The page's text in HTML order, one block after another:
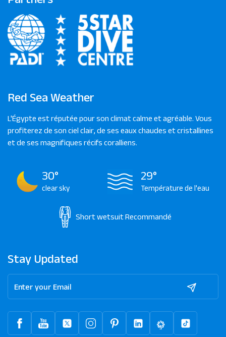
Red Sea Weather
L'Égypte est réputée pour son climat calme et agréable. Vous
profiterez de son ciel clair, de ses eaux chaudes et cristallines
et de ses magnifiques récifs coralliens.
30°
clear sky
29°
Température de l'eau
Short wetsuitRecommandé
Stay Updated